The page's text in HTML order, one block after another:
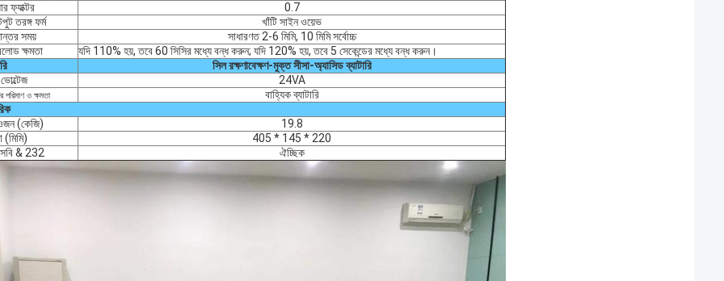
ফ্যাক্টর
0.7
তরঙ্গ ফর্ম
খাঁটি সাইন ওয়েভ
সময়
সাধারণত 2-6 মিমি, 10 মিমি সর্বোচ্চ
ক্ষমতা
যদি 110% হয়, তবে 60 সিসির মধ্যে বন্ধ করুন; যদি 120% হয়, তবে 5 সেকেন্ডের মধ্যে বন্ধ করুন।
সিল রক্ষণাবেক্ষণ-মুক্ত সীসা-অ্যাসিড ব্যাটারি
24VA
পরিমাণ ও ক্ষমতা
বাহ্যিক ব্যাটারি
(কেজি)
19.8
(মিমি)
405 * 145 * 220
& 232
ঐচ্ছিক